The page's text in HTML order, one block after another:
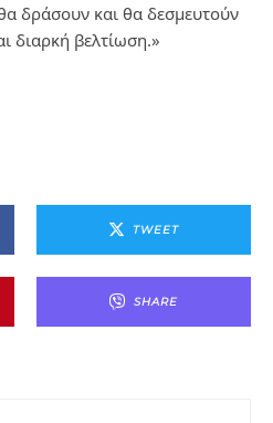
δράσουν και θα δεσμευτούν
διαρκή βελτίωση.»
TWEET
SHARE